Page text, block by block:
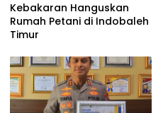
Kebakaran Hanguskan
Rumah Petani di Indobaleh
Timur